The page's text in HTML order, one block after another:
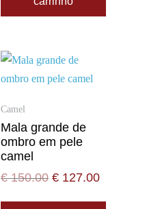
Camel
Mala grande de
ombro em pele
camel
€150.00 € 127.00